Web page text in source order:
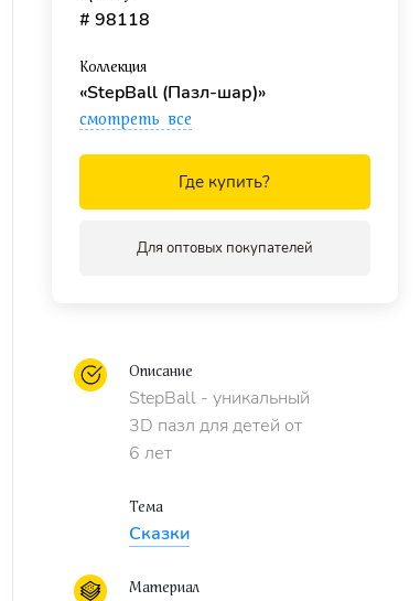
# 98118
Коллекция
«StepBall (Пазл-шар)»
смотреть все
Где купить?
Для оптовых покупателей
Описание
StepBall - уникальный
3D пазл для детей от
6 лет
Тема
Сказки
Материал